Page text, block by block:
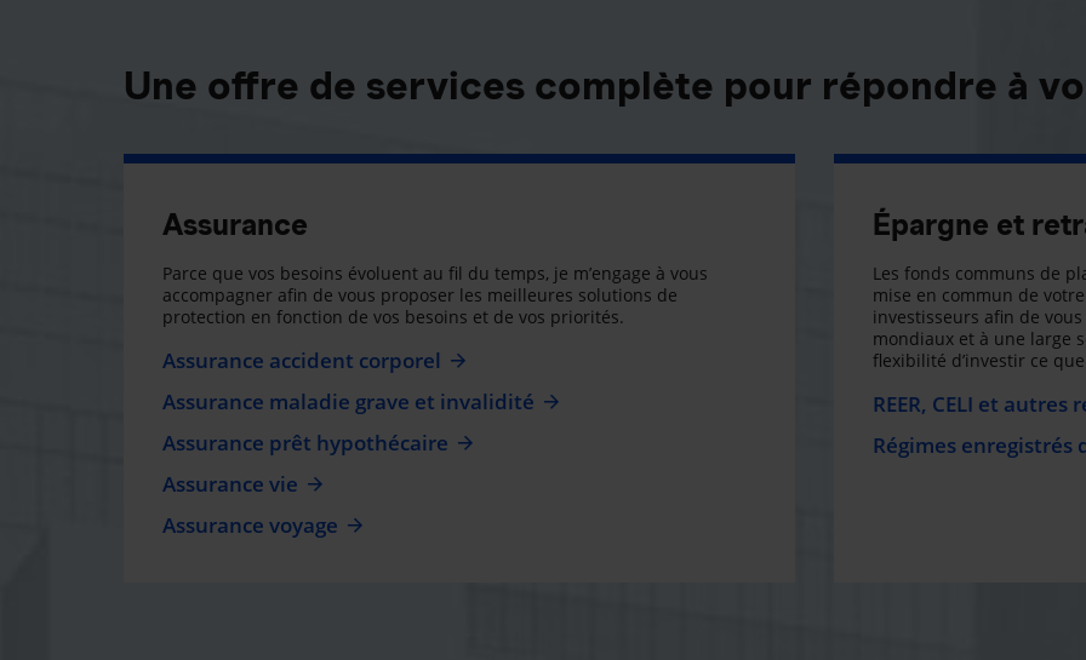
Une offre de services complète pour répondre à
Assurance
Parce que vos besoins évoluent au fil du temps, je m’engage à vous
accompagner afin de vous proposer les meilleures solutions de
protection en fonction de vos besoins et de vos priorités.
Assurance accident corporel
Assurance maladie grave et invalidité
Assurance prêt hypothécaire
Assurance vie
Assurance voyage
Épargne et
Les fonds communs de
mise en commun de
investisseurs afin de
mondiaux et à une large
flexibilité d’investir ce
REER, CELI et
Régimes enregistrés